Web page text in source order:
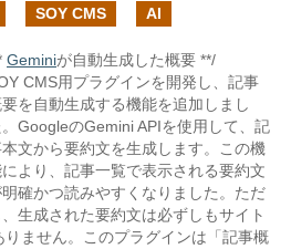
SOY CMS AI
Geminiが自動生成した概要 **/
CMS用プラグインを開発し、記事
を自動生成する機能を追加しまし
。GoogleのGemini APIを使用して、記
文から要約文を生成します。この機
より、記事一覧で表示される要約文
明確かつ読みやすくなりました。ただ
、生成された要約文は必ずしもサイト
ません。このプラグインは「記事概